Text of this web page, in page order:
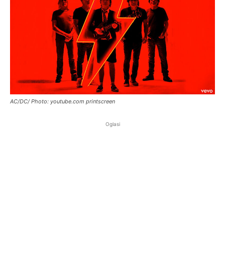
AC/DC/ Photo: youtube.com printscreen
Oglasi